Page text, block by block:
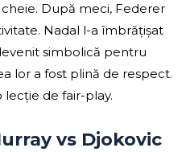
După meci, Federer
Nadal l-a îmbrățișat
simbolică pentru
lor a fost plină de respect.
de fair-play.
vs Djokovic